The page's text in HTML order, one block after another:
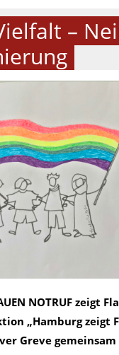
–
NOTRUF zeigt
„Hamburg zeigt
Greve